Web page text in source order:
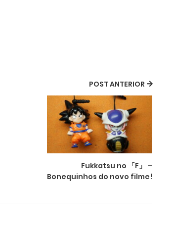
POST ANTERIOR
Fukkatsu no 「F」 –
Bonequinhos do novo filme!